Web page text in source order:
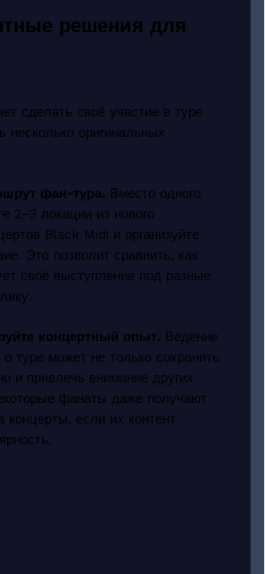
решения для
сделать своё участие в туре
несколько оригинальных
фан-тура. Вместо одного
2–3 локации из нового
Black Midi и организуйте
Это позволит сравнить, как
своё выступление под разные
концертный опыт. Ведение
о туре может не только сохранить
и привлечь внимание других
фанаты даже получают
концерты, если их контент